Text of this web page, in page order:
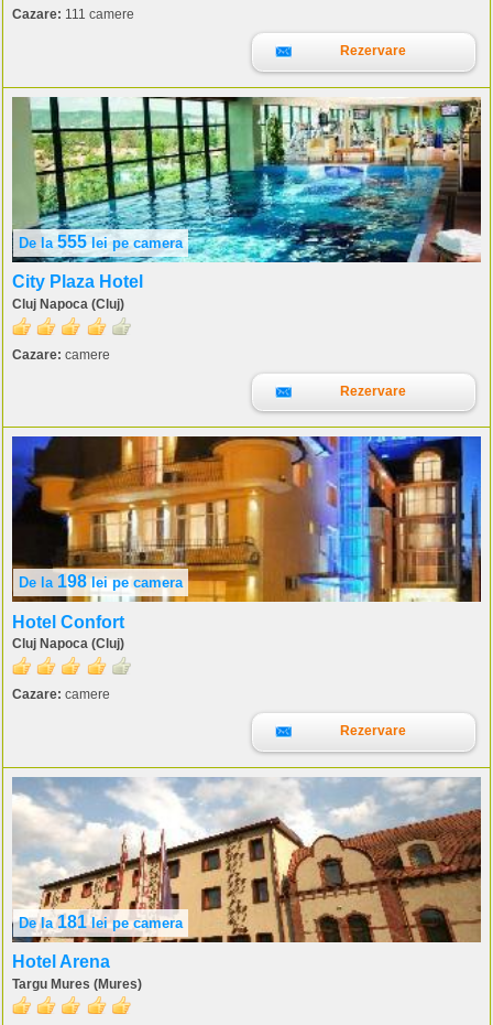
Cazare: 111 camere
Rezervare
De la 555 lei pe camera
City Plaza Hotel
Cluj Napoca (Cluj)
Cazare: camere
Rezervare
De la 198 leipe camera
Hotel Confort
Cluj Napoca (Cluj)
Cazare: camere
Rezervare
De la181leipe camera
Hotel Arena
Targu Mures (Mures)